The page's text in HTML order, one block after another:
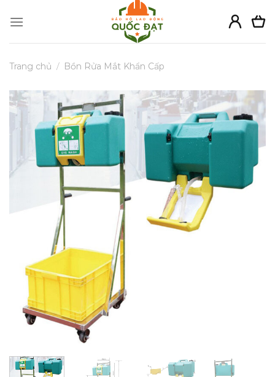
Trang chủ / Bồn Rửa Mắt Khẩn Cấp